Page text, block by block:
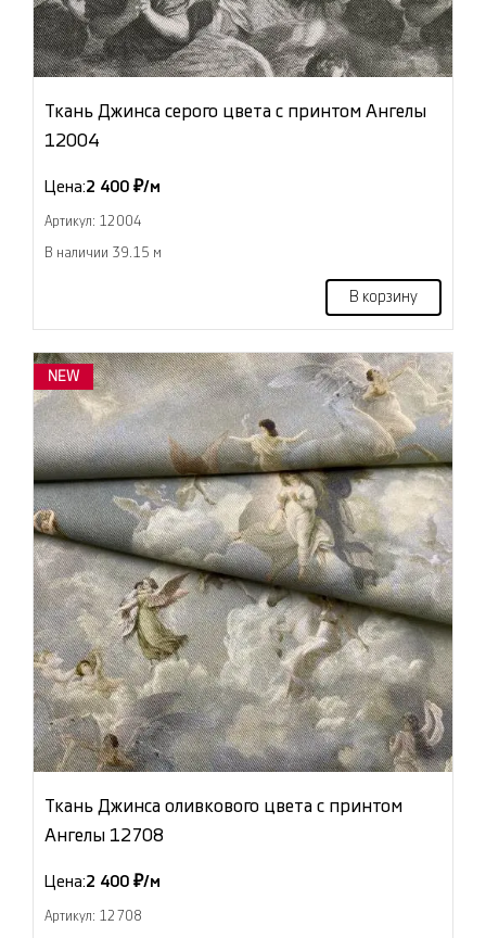
Ткань Джинса серого цвета с принтом Ангелы
12004
Цена:2 400 ₽/м
Артикул: 12004
В наличии 39.15 м
В корзину
NEW
Ткань Джинса оливкового цвета с принтом
Ангелы 12708
Цена:2 400 ₽/м
Артикул: 12708